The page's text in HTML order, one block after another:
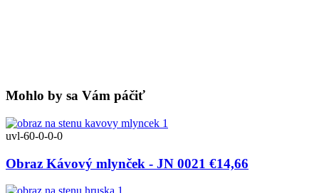
Mohlo by sa Vám páčiť
uvl-60-0-0-0
Obraz Kávový mlynček - JN 0021 €14,66